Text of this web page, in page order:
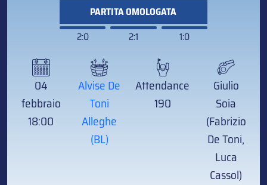
PARTITA OMOLOGATA
2:0
2:1 1:0
04
febbraio
18:00
Alvise De
Toni
Alleghe
(BL)
Attendance
190
Giulio
Soia
(Fabrizio
De Toni,
Luca
Cassol)